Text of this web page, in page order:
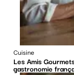
Cuisine
Les Amis
gastronomie